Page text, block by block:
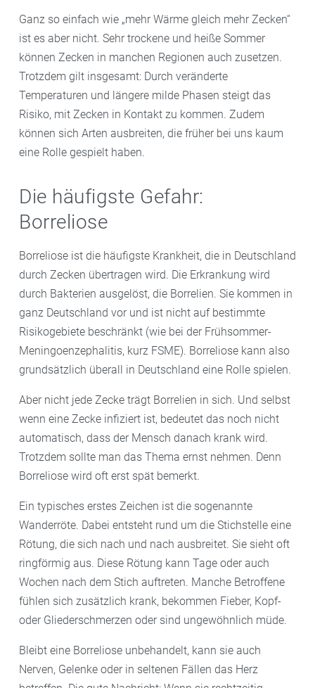
Ganz so einfach wie „mehr Wärme gleich mehr Zecken“
ist es aber nicht. Sehr trockene und heiße Sommer
können Zecken in manchen Regionen auch zusetzen.
Trotzdem gilt insgesamt: Durch veränderte
Temperaturen und längere milde Phasen steigt das
Risiko, mit Zecken in Kontakt zu kommen. Zudem
können sich Arten ausbreiten, die früher bei uns kaum
eine Rolle gespielt haben.
Die häufigste Gefahr:
Borreliose
Borreliose ist die häufigste Krankheit, die in Deutschland
durch Zecken übertragen wird. Die Erkrankung wird
durch Bakterien ausgelöst, die Borrelien. Sie kommen in
ganz Deutschland vor und ist nicht auf bestimmte
Risikogebiete beschränkt (wie bei der Frühsommer-
Meningoenzephalitis, kurz FSME). Borreliose kann also
grundsätzlich überall in Deutschland eine Rolle spielen.
Aber nicht jede Zecke trägt Borrelien in sich. Und selbst
wenn eine Zecke infiziert ist, bedeutet das noch nicht
automatisch, dass der Mensch danach krank wird.
Trotzdem sollte man das Thema ernst nehmen. Denn
Borreliose wird oft erst spät bemerkt.
Ein typisches erstes Zeichen ist die sogenannte
Wanderröte. Dabei entsteht rund um die Stichstelle eine
Rötung, die sich nach und nach ausbreitet. Sie sieht oft
ringförmig aus. Diese Rötung kann Tage oder auch
Wochen nach dem Stich auftreten. Manche Betroffene
fühlen sich zusätzlich krank, bekommen Fieber, Kopf-
oder Gliederschmerzen oder sind ungewöhnlich müde.
Bleibt eine Borreliose unbehandelt, kann sie auch
Nerven, Gelenke oder in seltenen Fällen das Herz